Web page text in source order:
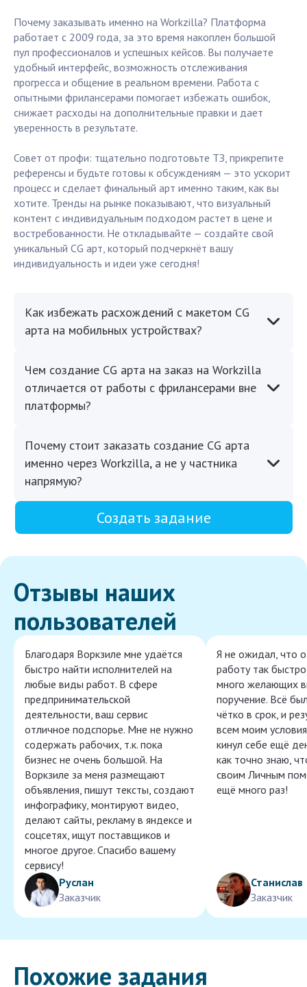
Почему заказывать именно на Workzilla? Платформа
работает с 2009 года, за это время накоплен большой
пул профессионалов и успешных кейсов. Вы получаете
удобный интерфейс, возможность отслеживания
прогресса и общение в реальном времени. Работа с
опытными фрилансерами помогает избежать ошибок,
снижает расходы на дополнительные правки и дает
уверенность в результате.
Совет от профи: тщательно подготовьте ТЗ, прикрепите
референсы и будьте готовы к обсуждениям — это ускорит
процесс и сделает финальный арт именно таким, как вы
хотите. Тренды на рынке показывают, что визуальный
контент с индивидуальным подходом растет в цене и
востребованности. Не откладывайте — создайте свой
уникальный CG арт, который подчеркнёт вашу
индивидуальность и идеи уже сегодня!
Как избежать расхождений с макетом CG
арта на мобильных устройствах?
Чем создание CG арта на заказ на Workzilla
отличается от работы с фрилансерами вне
платформы?
Почему стоит заказать создание CG арта
именно через Workzilla, а не у частника
напрямую?
Создать задание
Отзывы наших
пользователей
Благодаря Воркзиле мне удаётся
быстро найти исполнителей на
любые виды работ. В сфере
предпринимательской
деятельности, ваш сервис
отличное подспорье. Мне не нужно
содержать рабочих, т.к. пока
бизнес не очень большой. На
Воркзиле за меня размещают
объявления, пишут тексты, создают
инфографику, монтируют видео,
делают сайты, рекламу в яндексе и
соцсетях, ищут поставщиков и
многое другое. Спасибо вашему
сервису!
Руслан
Заказчик
Я не ожидал, что
работу так
много желающих
поручение. Всё
чётко в срок, и
всем моим
кинул себе ещё
как точно знаю,
своим Личным
ещё много раз!
Станислав
Заказчик
Похожие задания